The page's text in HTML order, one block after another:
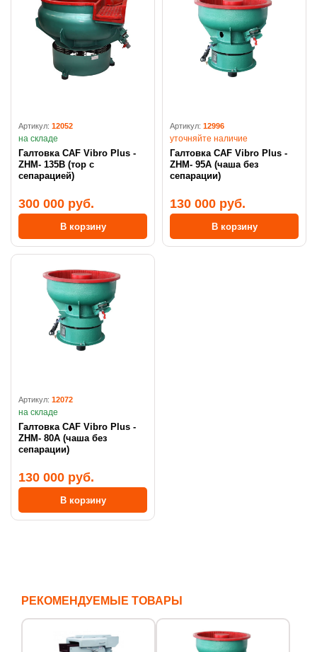
Артикул: 12052
на складе
Галтовка CAF Vibro Plus -
ZHM- 135В (тор с
сепарацией)
300 000 руб.
В корзину
Артикул: 12996
уточняйте наличие
Галтовка CAF Vibro Plus -
ZHM- 95А (чаша без
сепарации)
130 000 руб.
В корзину
Артикул: 12072
на складе
Галтовка CAF Vibro Plus -
ZHM- 80А (чаша без
сепарации)
130 000 руб.
В корзину
РЕКОМЕНДУЕМЫЕ ТОВАРЫ